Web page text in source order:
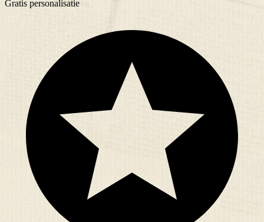
Gratis personalisatie